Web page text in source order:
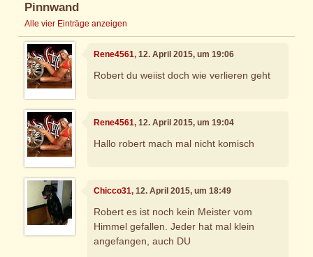
Pinnwand
Alle vier Einträge anzeigen
Rene4561, 12. April 2015, um 19:06
Robert du weiist doch wie verlieren geht
Rene4561, 12. April 2015, um 19:04
Hallo robert mach mal nicht komisch
Chicco31, 12. April 2015, um 18:49
Robert es ist noch kein Meister vom
Himmel gefallen. Jeder hat mal klein
angefangen, auch DU